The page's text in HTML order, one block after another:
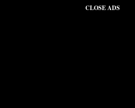
CLOSE ADS